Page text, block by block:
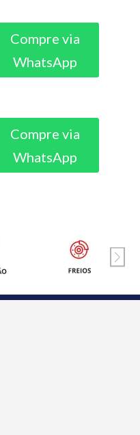
Compre via
WhatsApp
Compre via
WhatsApp